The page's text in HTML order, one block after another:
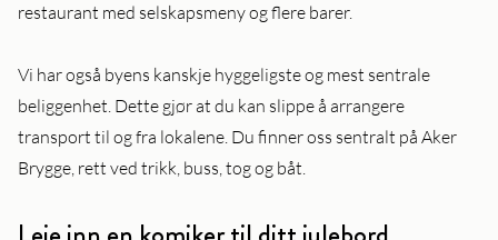
restaurant med selskapsmeny og flere barer.
Vi har også byens kanskje hyggeligste og mest sentrale
beliggenhet. Dette gjør at du kan slippe å arrangere
transport til og fra lokalene. Du finner oss sentralt på Aker
Brygge, rett ved trikk, buss, tog og båt.